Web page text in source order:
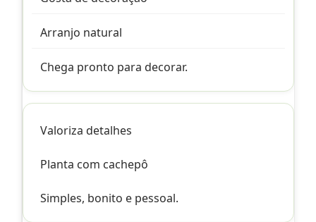
Arranjo natural
Chega pronto para decorar.
Valoriza detalhes
Planta com cachepô
Simples, bonito e pessoal.